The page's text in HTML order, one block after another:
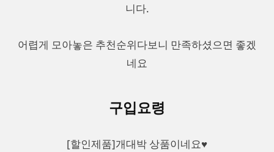
니다.
어렵게 모아놓은 추천순위다보니 만족하셨으면 좋겠
네요
구입요령
[할인제품]개대박 상품이네요♥